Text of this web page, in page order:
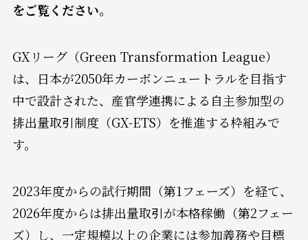
をご覧ください。
GXリーグ（Green Transformation League）
は、日本が2050年カーボンニュートラルを目指す
中で設計された、産官学連携による自主参加型の
排出量取引制度（GX-ETS）を推進する枠組みで
す。
2023年度からの試行期間（第1フェーズ）を経て、
2026年度からは排出量取引が本格稼働（第2フェー
ズ）し、一定規模以上の企業には参加義務や目標